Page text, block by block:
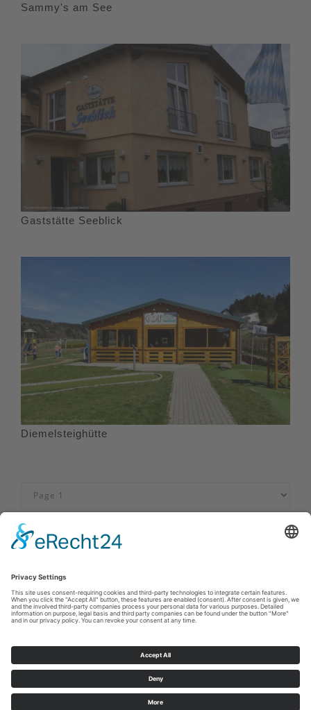
Sammy's am See
Gaststätte Seeblick
Diemelsteighütte
Afdruk|Privacybeleid|Verklaring van toegankelijkheid|Neem
contact met ons op
E: info@sauerland.com
Cookie-Einstellungen